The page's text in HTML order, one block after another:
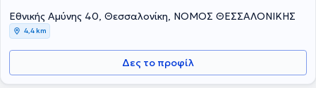
Εθνικής Αμύνης 40, Θεσσαλονίκη, ΝΟΜΟΣ ΘΕΣΣΑΛΟΝΙΚΗΣ
4,4 km
Δες το προφίλ